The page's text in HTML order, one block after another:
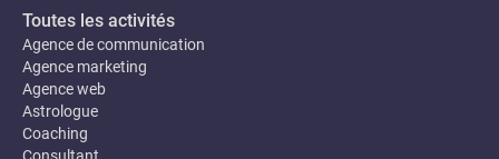
Toutes les activités
Agence de communication
Agence marketing
Agence web
Astrologue
Coaching